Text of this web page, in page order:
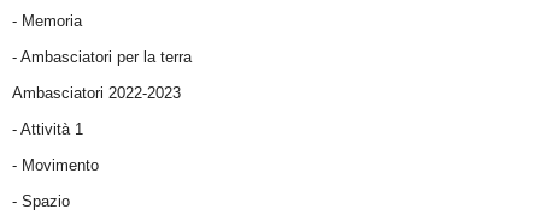
- Memoria
- Ambasciatori per la terra
Ambasciatori 2022-2023
- Attività 1
- Movimento
- Spazio